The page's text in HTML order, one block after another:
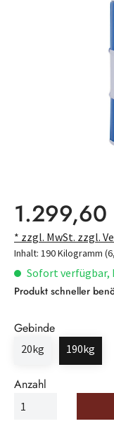
Regulärer Preis:
1.299,60
* zzgl. MwSt. zzgl.
Inhalt: 190 Kilogramm
Sofort verfügbar,
Produkt schneller
Gebinde
20kg 190kg
Anzahl